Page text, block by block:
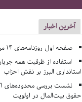
آخرین اخبار
صفحه اول روزنامه‌های 14 مرداد 1405
استفاده از ظرفیت همه
استانداری البرز بر نقش احزاب
نشست بررسی محدوده‌های
حقوق بیت‌المال در اولویت